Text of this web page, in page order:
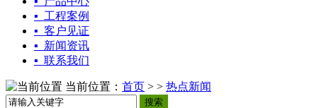
▪ 工程案例
▪ 客户见证
▪ 新闻资讯
▪ 联系我们
当前位置： 首页 > > 热点新闻
搜索